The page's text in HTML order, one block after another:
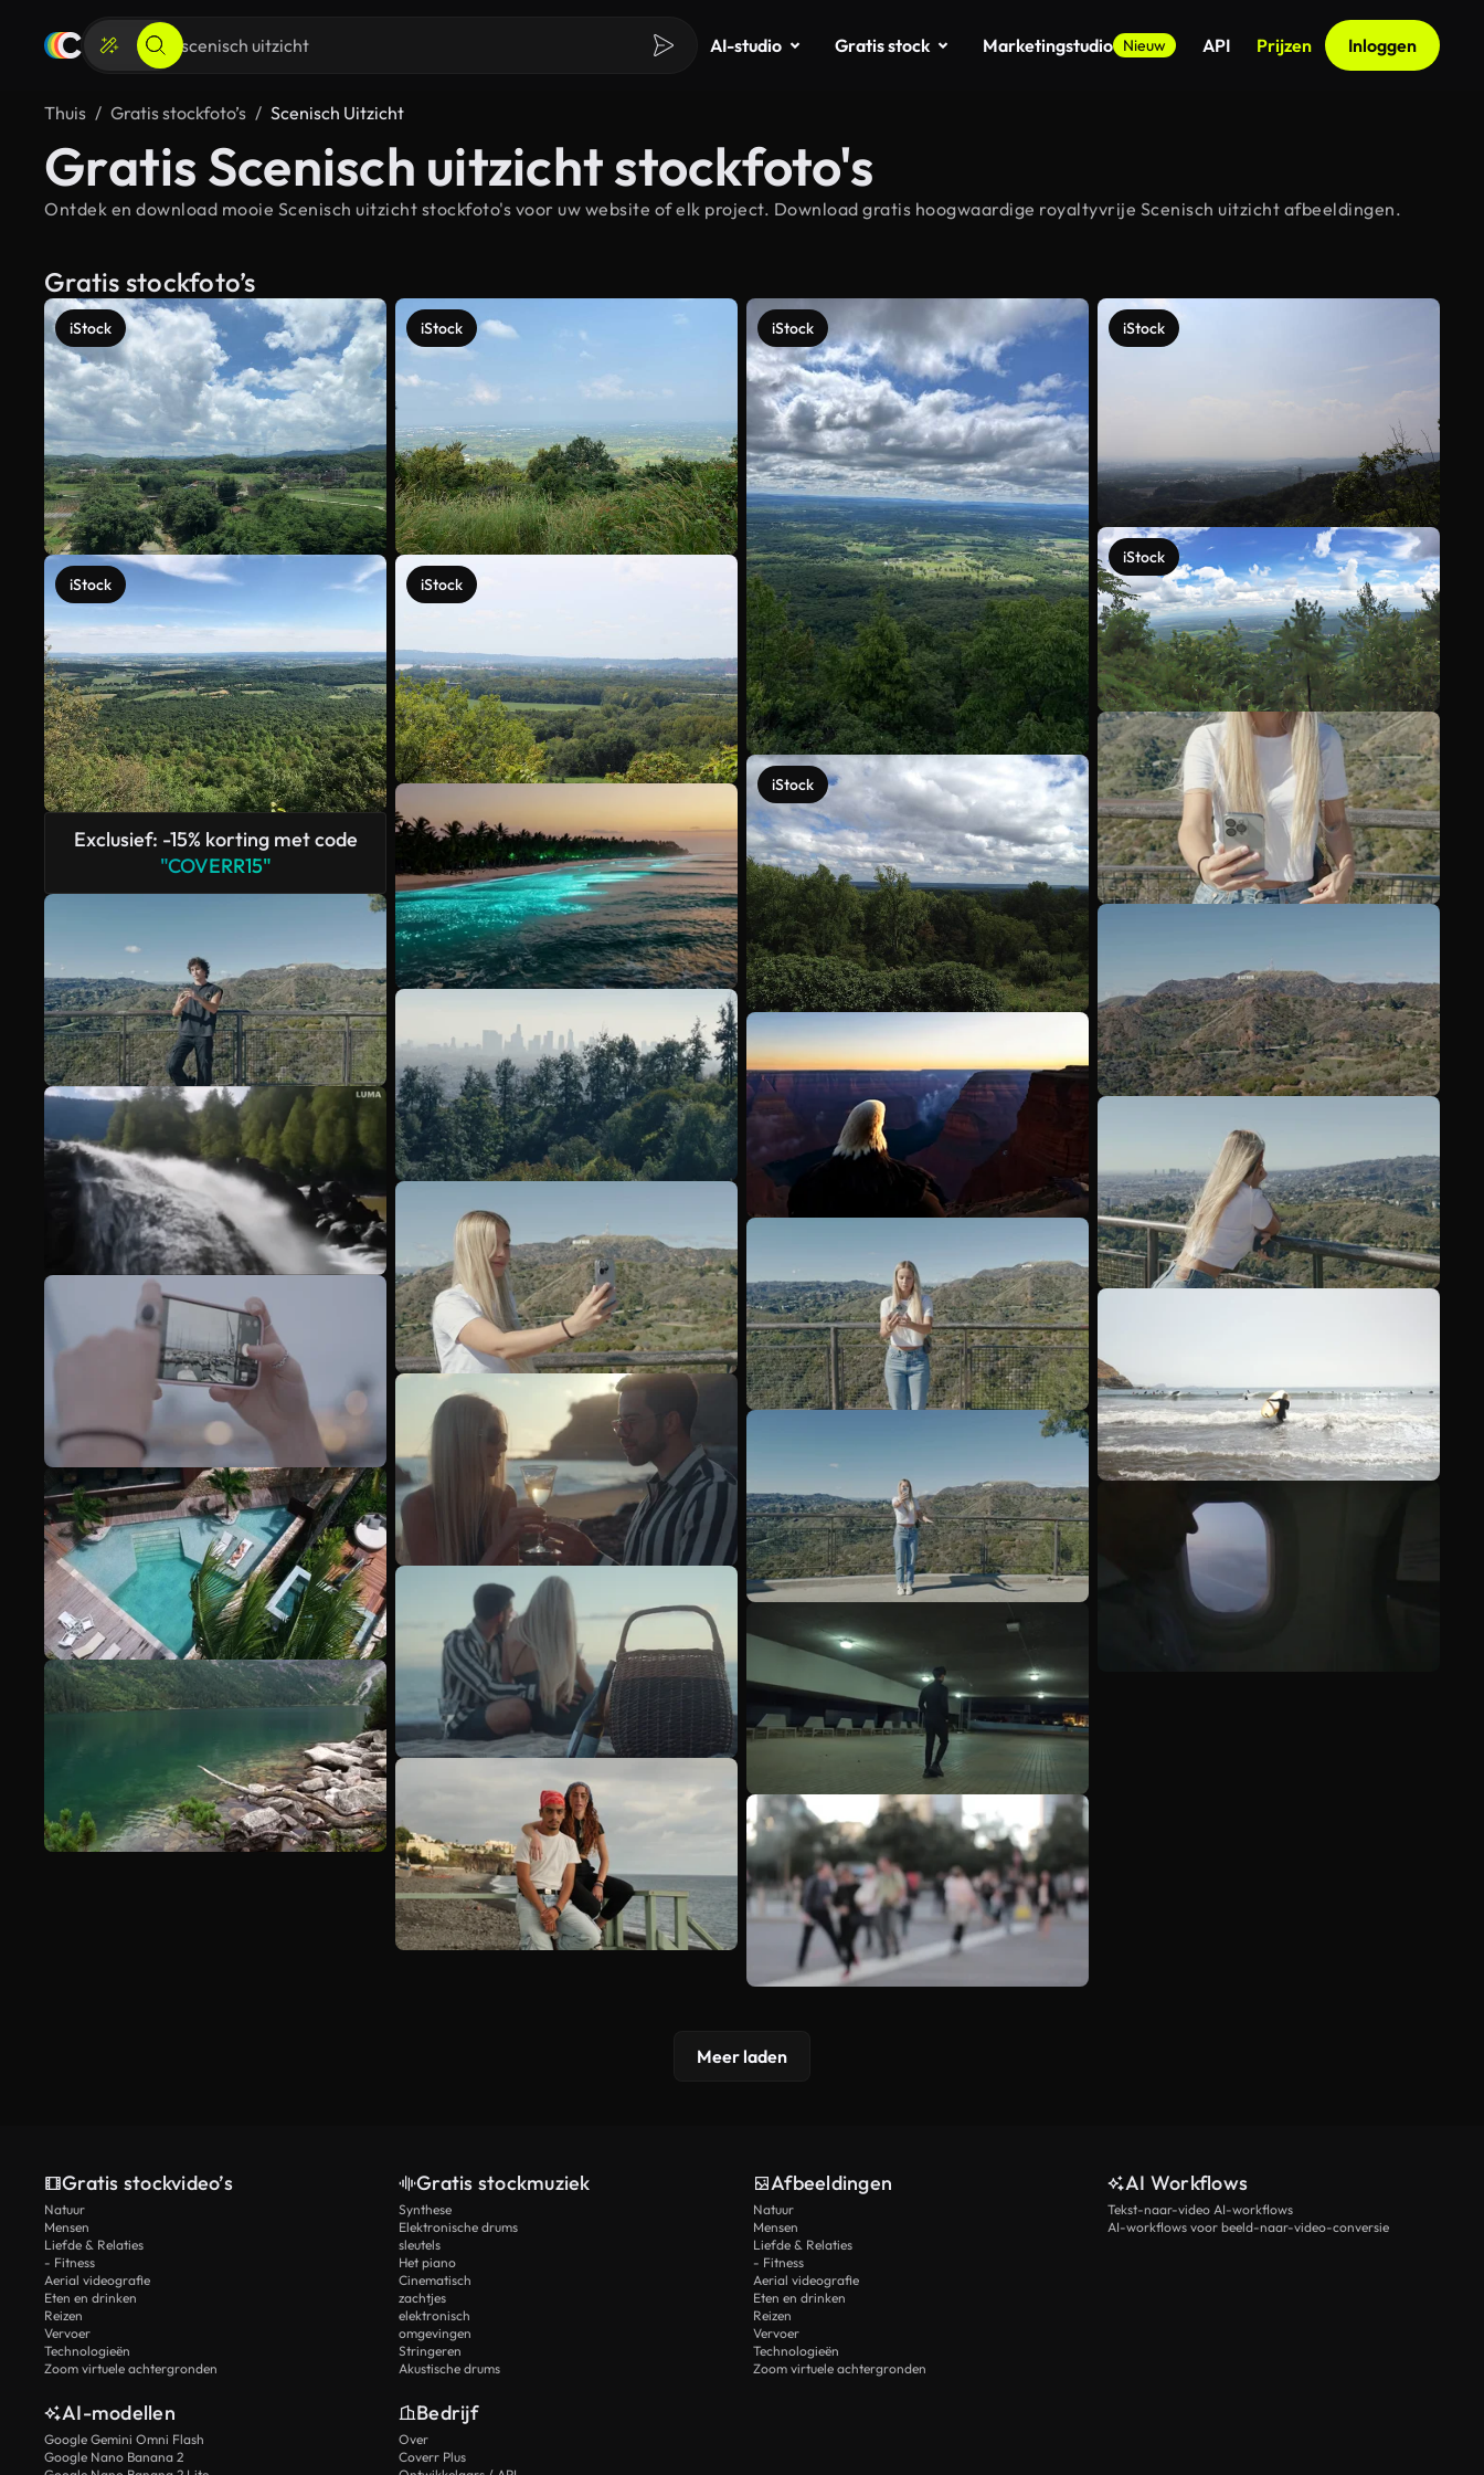
AI-studio Gratis stock Marketingstudio Nieuw API Prijzen Inloggen
Thuis Gratis stockfoto’s Scenisch Uitzicht
Gratis Scenisch uitzicht stockfoto's
Ontdek en download mooie Scenisch uitzicht stockfoto's voor uw website of elk project. Download gratis hoogwaardige royaltyvrije Scenisch uitzicht afbeeldingen.
Gratis stockfoto’s
iStock
iStock
Exclusief: -15% korting met code
"COVERR15"
iStock
iStock
iStock
iStock
iStock
iStock
Meer bekijken
Meer laden
Gratis stockvideo’s
Natuur
Mensen
Liefde & Relaties
- Fitness
Aerial videografie
Eten en drinken
Reizen
Vervoer
Technologieën
Zoom virtuele achtergronden
Gratis stockmuziek
Synthese
Elektronische drums
sleutels
Het piano
Cinematisch
zachtjes
elektronisch
omgevingen
Stringeren
Akustische drums
Afbeeldingen
Natuur
Mensen
Liefde & Relaties
- Fitness
Aerial videografie
Eten en drinken
Reizen
Vervoer
Technologieën
Zoom virtuele achtergronden
AI Workflows
Tekst-naar-video AI-workflows
AI-workflows voor beeld-naar-video-conversie
AI-modellen
Google Gemini Omni Flash
Google Nano Banana 2
Bedrijf
Over
Coverr Plus